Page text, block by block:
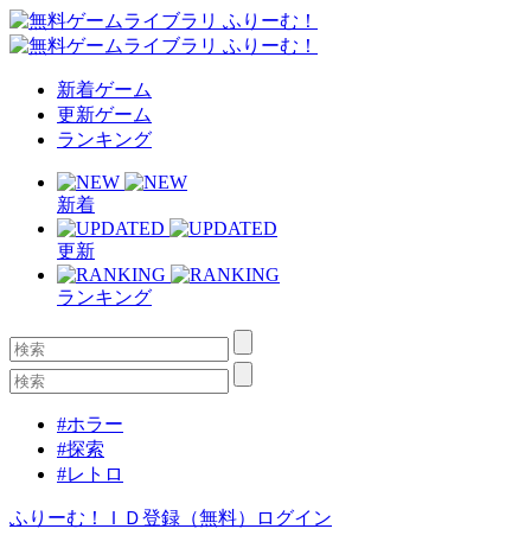
新着ゲーム
更新ゲーム
ランキング
新着
更新
ランキング
#ホラー
#探索
#レトロ
ふりーむ！ＩＤ登録（無料） ログイン